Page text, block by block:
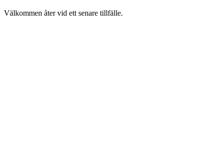
Välkommen åter vid ett senare tillfälle.